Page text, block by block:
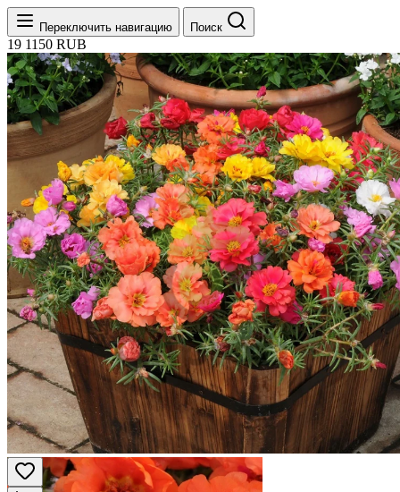
Переключить навигацию Поиск
19 1150 RUB